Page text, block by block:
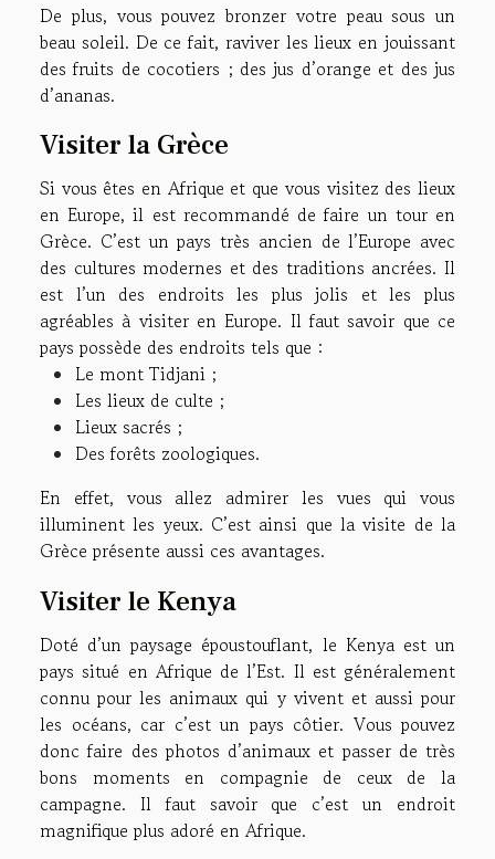
De plus, vous pouvez bronzer votre peau sous un
beau soleil. De ce fait, raviver les lieux en jouissant
des fruits de cocotiers ; des jus d’orange et des jus
d’ananas.
Visiter la Grèce
Si vous êtes en Afrique et que vous visitez des lieux
en Europe, il est recommandé de faire un tour en
Grèce. C’est un pays très ancien de l’Europe avec
des cultures modernes et des traditions ancrées. Il
est l’un des endroits les plus jolis et les plus
agréables à visiter en Europe. Il faut savoir que ce
pays possède des endroits tels que :
Le mont Tidjani ;
Les lieux de culte ;
Lieux sacrés ;
Des forêts zoologiques.
En effet, vous allez admirer les vues qui vous
illuminent les yeux. C’est ainsi que la visite de la
Grèce présente aussi ces avantages.
Visiter le Kenya
Doté d’un paysage époustouflant, le Kenya est un
pays situé en Afrique de l’Est. Il est généralement
connu pour les animaux qui y vivent et aussi pour
les océans, car c’est un pays côtier. Vous pouvez
donc faire des photos d’animaux et passer de très
bons moments en compagnie de ceux de la
campagne. Il faut savoir que c’est un endroit
magnifique plus adoré en Afrique.